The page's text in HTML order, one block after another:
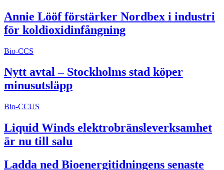
Annie Lööf förstärker Nordbex i industri
för koldioxidinfångning
Bio-CCS
Nytt avtal – Stockholms stad köper
minusutsläpp
Bio-CCUS
Liquid Winds elektrobränsleverksamhet
är nu till salu
Ladda ned Bioenergitidningens senaste